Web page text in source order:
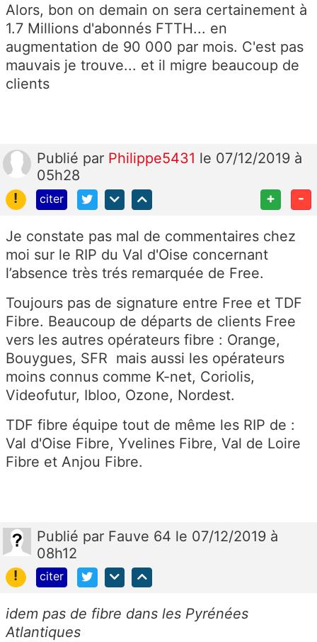
Alors, bon on demain on sera certainement à
1.7 Millions d'abonnés FTTH... en
augmentation de 90 000 par mois. C'est pas
mauvais je trouve... et il migre beaucoup de
clients
Publié par Philippe5431 le 07/12/2019 à
05h28
!
citer + -
Je constate pas mal de commentaires chez
moi sur le RIP du Val d'Oise concernant
l’absence très trés remarquée de Free.
Toujours pas de signature entre Free et TDF
Fibre. Beaucoup de départs de clients Free
vers les autres opérateurs fibre : Orange,
Bouygues, SFR mais aussi les opérateurs
moins connus comme K-net, Coriolis,
Videofutur, Ibloo, Ozone, Nordest.
TDF fibre équipe tout de même les RIP de :
Val d'Oise Fibre, Yvelines Fibre, Val de Loire
Fibre et Anjou Fibre.
Publié par Fauve 64 le 07/12/2019 à
08h12
!
citer
idem pas de fibre dans les Pyrénées
Atlantiques